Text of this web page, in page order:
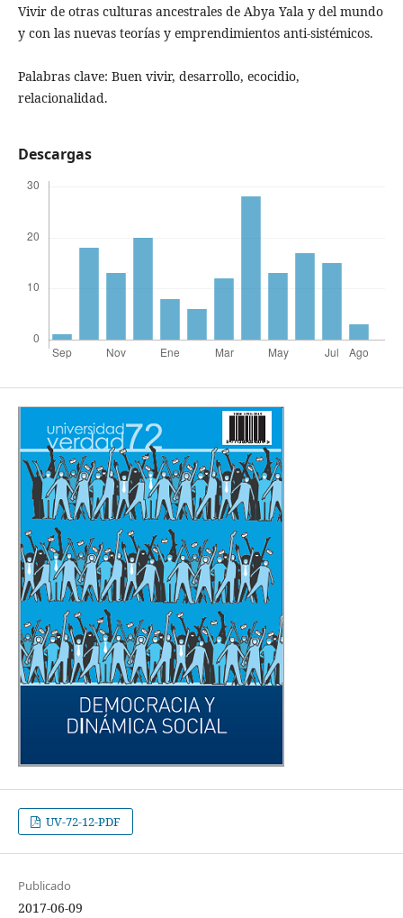
Vivir de otras culturas ancestrales de Abya Yala y del mundo
y con las nuevas teorías y emprendimientos anti-sistémicos.
Palabras clave: Buen vivir, desarrollo, ecocidio,
relacionalidad.
Descargas
UV-72-12-PDF
Publicado
2017-06-09